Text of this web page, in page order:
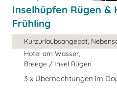
Inselhüpfen Rügen &
Frühling
Kurzurlaubsangebot,
Hotel am Wasser,
Breege / Insel Rügen
3 x Übernachtungen im